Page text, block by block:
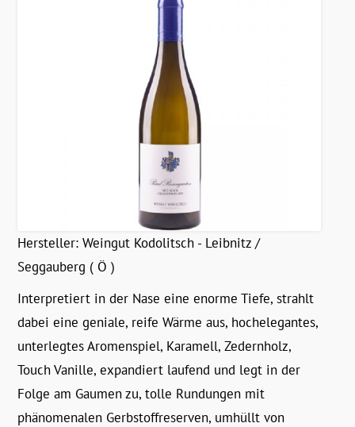
Hersteller:Weingut Kodolitsch - Leibnitz /
Seggauberg ( Ö )
Interpretiert in der Nase eine enorme Tiefe, strahlt
dabei eine geniale, reife Wärme aus, hochelegantes,
unterlegtes Aromenspiel, Karamell, Zedernholz,
Touch Vanille, expandiert laufend und legt in der
Folge am Gaumen zu, tolle Rundungen mit
phänomenalen Gerbstoffreserven, umhüllt von